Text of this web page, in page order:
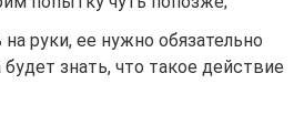
руки, ее нужно обязательно
знать, что такое действие